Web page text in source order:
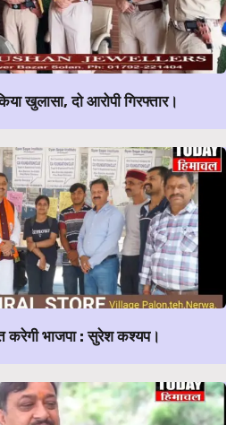
खुलासा, दो आरोपी गिरफ्तार।
करेगी भाजपा : सुरेश कश्यप।